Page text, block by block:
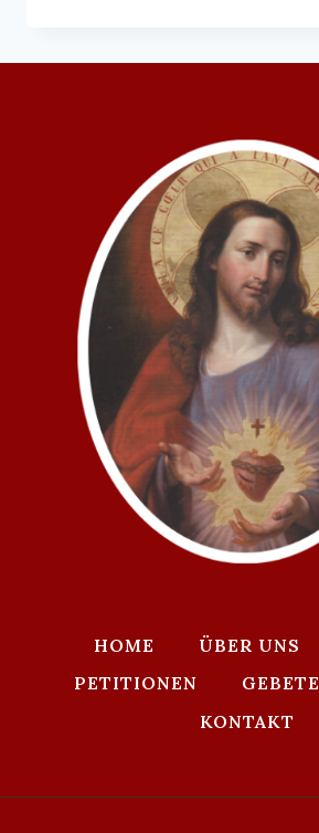
SCHILD
HOME ÜBER UNS
PETITIONEN
GEBETE
KONTAKT